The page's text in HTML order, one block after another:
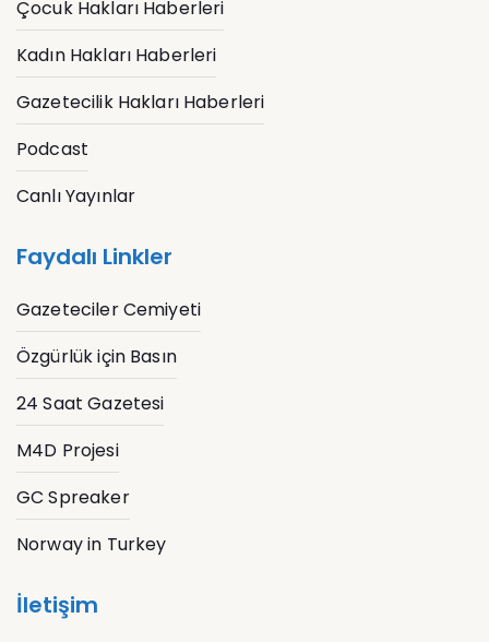
Çocuk Hakları Haberleri
Kadın Hakları Haberleri
Gazetecilik Hakları Haberleri
Podcast
Canlı Yayınlar
Faydalı Linkler
Gazeteciler Cemiyeti
Özgürlük için Basın
24 Saat Gazetesi
M4D Projesi
GC Spreaker
Norway in Turkey
İletişim